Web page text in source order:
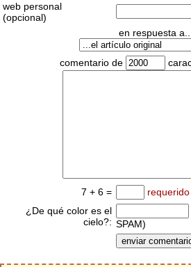
web personal
(opcional)
en respuesta a...
comentario de
7 + 6 = requerido
¿De qué color es el
cielo?: SPAM)